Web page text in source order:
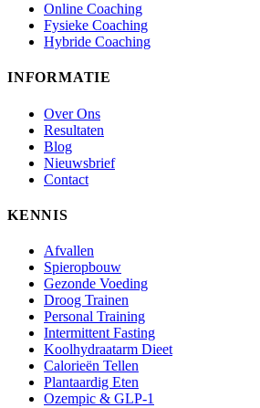
Online Coaching
Fysieke Coaching
Hybride Coaching
INFORMATIE
Over Ons
Resultaten
Blog
Nieuwsbrief
Contact
KENNIS
Afvallen
Spieropbouw
Gezonde Voeding
Droog Trainen
Personal Training
Intermittent Fasting
Koolhydraatarm Dieet
Calorieën Tellen
Plantaardig Eten
Ozempic & GLP-1